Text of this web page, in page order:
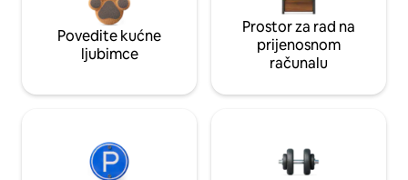
Povedite kućne
ljubimce
Prostor za rad na
prijenosnom
računalu